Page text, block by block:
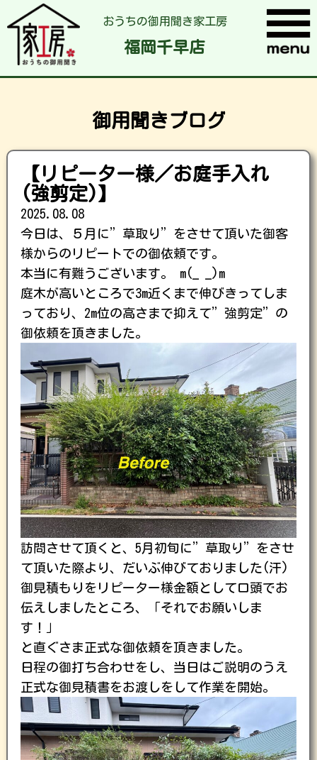
おうちの御用聞き家工房
福岡千早店
御用聞きブログ
【リピーター様／お庭手入れ
(強剪定)】
2025.08.08
今日は、５月に”草取り”をさせて頂いた御客
様からのリピートでの御依頼です。
本当に有難うございます。 m(_ _)m
庭木が高いところで3m近くまで伸びきってしま
っており、2m位の高さまで抑えて”強剪定”の
御依頼を頂きました。
訪問させて頂くと、5月初旬に”草取り”をさせ
て頂いた際より、だいぶ伸びておりました(汗)
御見積もりをリピーター様金額として口頭でお
伝えしましたところ、「それでお願いしま
す！」
と直ぐさま正式な御依頼を頂きました。
日程の御打ち合わせをし、当日はご説明のうえ
正式な御見積書をお渡しをして作業を開始。